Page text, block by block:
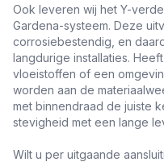
Ook leveren wij het Y-
Gardena-systeem. Deze
corrosiebestendig, en
langdurige installaties.
vloeistoffen of een
worden aan de
met binnendraad de juiste
stevigheid met een lange
Wilt u per uitgaande